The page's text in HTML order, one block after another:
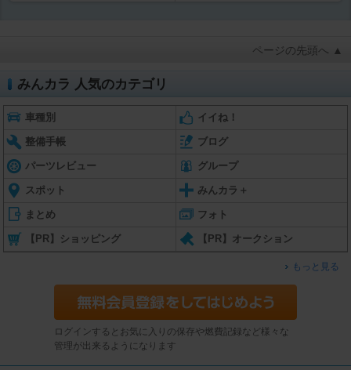
ページの先頭へ ▲
みんカラ 人気のカテゴリ
車種別 イイね！
整備手帳 ブログ
パーツレビュー グループ
スポット みんカラ＋
まとめ フォト
【PR】ショッピング 【PR】オークション
もっと見る
ログインするとお気に入りの保存や燃費記録など様々な
管理が出来るようになります